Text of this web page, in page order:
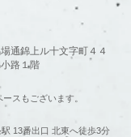
通錦上ル十文字町４４
路１階
スもございます。
13番出口 北東へ徒歩3分